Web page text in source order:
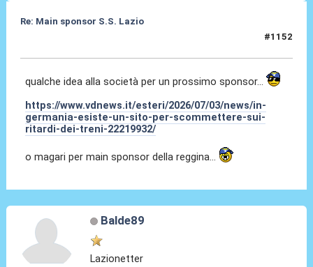
Re: Main sponsor S.S. Lazio
#1152
qualche idea alla società per un prossimo sponsor...
https://www.vdnews.it/esteri/2026/07/03/news/in-
germania-esiste-un-sito-per-scommettere-sui-
ritardi-dei-treni-22219932/
o magari per main sponsor della reggina...
Balde89
Lazionetter